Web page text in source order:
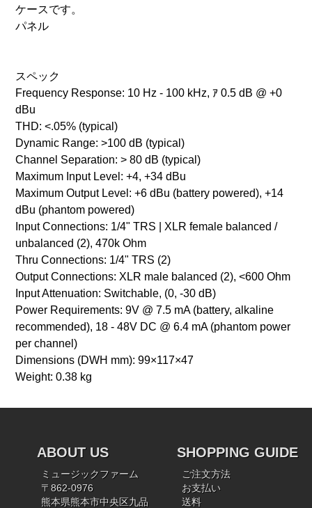
ケースです。
パネル
スペック
Frequency Response: 10 Hz - 100 kHz, ｱ 0.5 dB @ +0
dBu
THD: <.05% (typical)
Dynamic Range: >100 dB (typical)
Channel Separation: > 80 dB (typical)
Maximum Input Level: +4, +34 dBu
Maximum Output Level: +6 dBu (battery powered), +14
dBu (phantom powered)
Input Connections: 1/4" TRS | XLR female balanced /
unbalanced (2), 470k Ohm
Thru Connections: 1/4" TRS (2)
Output Connections: XLR male balanced (2), <600 Ohm
Input Attenuation: Switchable, (0, -30 dB)
Power Requirements: 9V @ 7.5 mA (battery, alkaline
recommended), 18 - 48V DC @ 6.4 mA (phantom power
per channel)
Dimensions (DWH mm): 99×117×47
Weight: 0.38 kg
ABOUT US
ミュージックファーム
〒862-0976
熊本県熊本市中央区九品
SHOPPING GUIDE
ご注文方法
お支払い
送料